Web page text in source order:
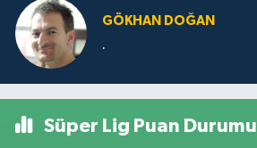
GÖKHAN DOĞAN
.
Süper Lig Puan Durumu